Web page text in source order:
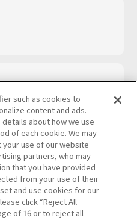
ィアポリシー
に関する保護方針
such as cookies to
content and ads.
about how we use
of each cookie. We may
use of our website
partners, who may
that you have provided
from your use of their
and use cookies for our
click “Reject All
of 16 or to reject all